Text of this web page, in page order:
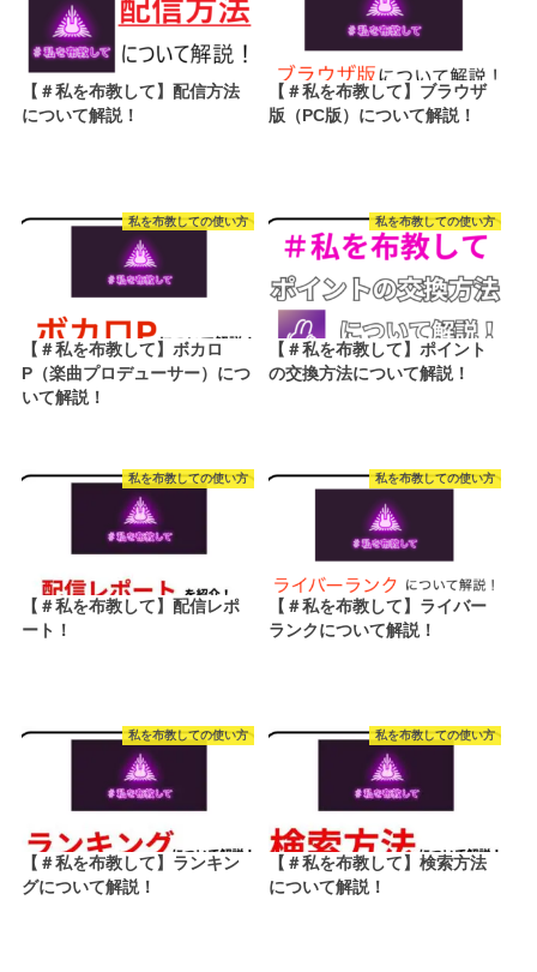
【＃私を布教して】配信方法
について解説！
【＃私を布教して】ブラウザ
版（PC版）について解説！
私を布教しての使い方
【＃私を布教して】ボカロ
P（楽曲プロデューサー）につ
いて解説！
私を布教しての使い方
【＃私を布教して】ポイント
の交換方法について解説！
私を布教しての使い方
【＃私を布教して】配信レポ
ート！
私を布教しての使い方
【＃私を布教して】ライバー
ランクについて解説！
私を布教しての使い方
【＃私を布教して】ランキン
グについて解説！
私を布教しての使い方
【＃私を布教して】検索方法
について解説！